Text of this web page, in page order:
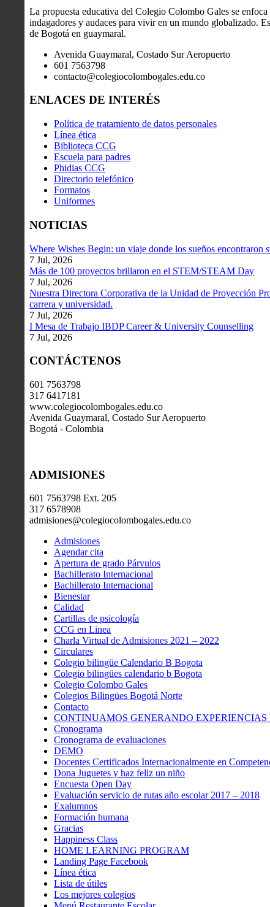
La propuesta educativa del Colegio Colombo Gales se
indagadores y audaces para vivir en un mundo globalizado.
de Bogotá en guaymaral.
Avenida Guaymaral, Costado Sur Aeropuerto
601 7563798
contacto@colegiocolombogales.edu.co
ENLACES DE INTERÉS
Política de tratamiento de datos personales
Línea ética
Biblioteca CCG
Escuela para padres
Phidias CCG
Directorio telefónico
Formatos
Uniformes
NOTICIAS
Where Wishes Begin: un viaje donde los sueños encontraron
7 Jul, 2026
Más de 100 proyectos brillaron en el STEM/STEAM Day
7 Jul, 2026
Nuestra Directora Corporativa de la Unidad de Proyección
carrera y universidad.
7 Jul, 2026
I Mesa de Trabajo IBDP Career & University Counselling
7 Jul, 2026
CONTÁCTENOS
601 7563798
317 6417181
www.colegiocolombogales.edu.co
Avenida Guaymaral, Costado Sur Aeropuerto
Bogotá - Colombia
ADMISIONES
601 7563798 Ext. 205
317 6578908
admisiones@colegiocolombogales.edu.co
Admisiones
Agendar cita
Apertura de grado Párvulos
Bachillerato Internacional
Bachillerato Internacional
Bienestar
Calidad
Cartillas de psicología
CCG en Linea
Charla Virtual de Admisiones 2021 – 2022
Circulares
Colegio bilingüe Calendario B Bogota
Colegio bilingües calendario b Bogota
Colegio Colombo Gales
Colegios Bilingües Bogotá Norte
Contacto
CONTINUAMOS GENERANDO
Cronograma
Cronograma de evaluaciones
DEMO
Docentes Certificados Internacionalmente en
Dona Juguetes y haz feliz un niño
Encuesta Open Day
Evaluación servicio de rutas año escolar 2017 – 2018
Exalumnos
Formación humana
Gracias
Happiness Class
HOME LEARNING PROGRAM
Landing Page Facebook
Línea ética
Lista de útiles
Los mejores colegios